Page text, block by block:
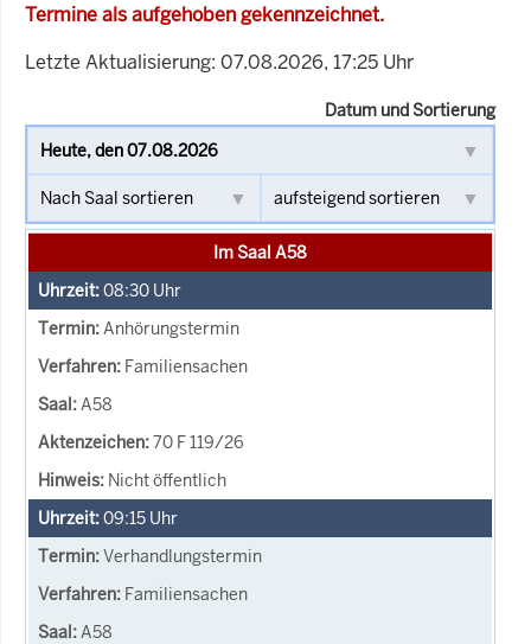
Termine als aufgehoben gekennzeichnet.
Letzte Aktualisierung: 07.08.2026, 17:25 Uhr
Datum und Sortierung
Im Saal A58
08:30 Uhr
Anhörungstermin
Familiensachen
A58
70 F 119/26
Nicht öffentlich
09:15 Uhr
Verhandlungstermin
Familiensachen
A58